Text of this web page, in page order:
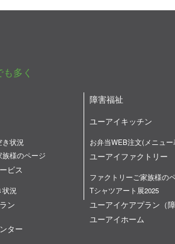
多く
き状況
様のページ
ビス
状況
ン
ター
障害福祉
ユーアイキッチン
お弁当WEB注文(メニュー
ユーアイファクトリー
ファクトリーご家族様の
Tシャツアート展2025
ユーアイケアプラン（
ユーアイホーム